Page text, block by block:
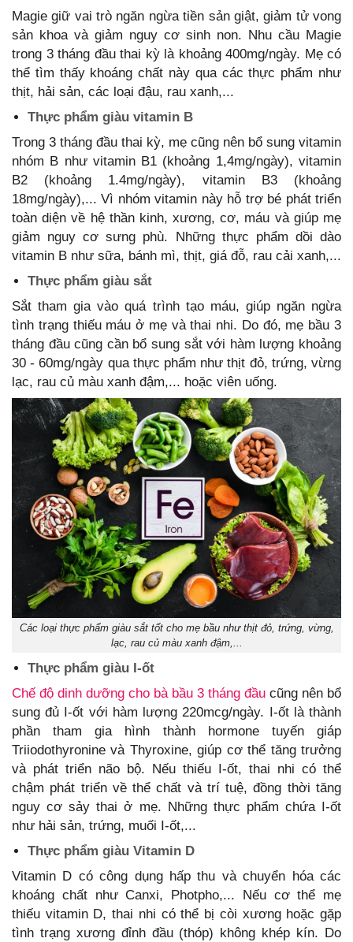
Magie giữ vai trò ngăn ngừa tiền sản giật, giảm tử vong
sản khoa và giảm nguy cơ sinh non. Nhu cầu Magie
trong 3 tháng đầu thai kỳ là khoảng 400mg/ngày. Mẹ có
thể tìm thấy khoáng chất này qua các thực phẩm như
thịt, hải sản, các loại đậu, rau xanh,...
Thực phẩm giàu vitamin B
Trong 3 tháng đầu thai kỳ, mẹ cũng nên bổ sung vitamin
nhóm B như vitamin B1 (khoảng 1,4mg/ngày), vitamin
B2 (khoảng 1.4mg/ngày), vitamin B3 (khoảng
18mg/ngày),... Vì nhóm vitamin này hỗ trợ bé phát triển
toàn diện về hệ thần kinh, xương, cơ, máu và giúp mẹ
giảm nguy cơ sưng phù. Những thực phẩm dồi dào
vitamin B như sữa, bánh mì, thịt, giá đỗ, rau cải xanh,...
Thực phẩm giàu sắt
Sắt tham gia vào quá trình tạo máu, giúp ngăn ngừa
tình trạng thiếu máu ở mẹ và thai nhi. Do đó, mẹ bầu 3
tháng đầu cũng cần bổ sung sắt với hàm lượng khoảng
30 - 60mg/ngày qua thực phẩm như thịt đỏ, trứng, vừng
lạc, rau củ màu xanh đậm,... hoặc viên uống.
Các loại thực phẩm giàu sắt tốt cho mẹ bầu như thịt đỏ, trứng, vừng,
lạc, rau củ màu xanh đậm,...
Thực phẩm giàu I-ốt
Chế độ dinh dưỡng cho bà bầu 3 tháng đầu cũng nên bổ
sung đủ I-ốt với hàm lượng 220mcg/ngày. I-ốt là thành
phần tham gia hình thành hormone tuyến giáp
Triiodothyronine và Thyroxine, giúp cơ thể tăng trưởng
và phát triển não bộ. Nếu thiếu I-ốt, thai nhi có thể
chậm phát triển về thể chất và trí tuệ, đồng thời tăng
nguy cơ sảy thai ở mẹ. Những thực phẩm chứa I-ốt
như hải sản, trứng, muối I-ốt,...
Thực phẩm giàu Vitamin D
Vitamin D có công dụng hấp thu và chuyển hóa các
khoáng chất như Canxi, Photpho,... Nếu cơ thể mẹ
thiếu vitamin D, thai nhi có thể bị còi xương hoặc gặp
tình trạng xương đỉnh đầu (thóp) không khép kín. Do